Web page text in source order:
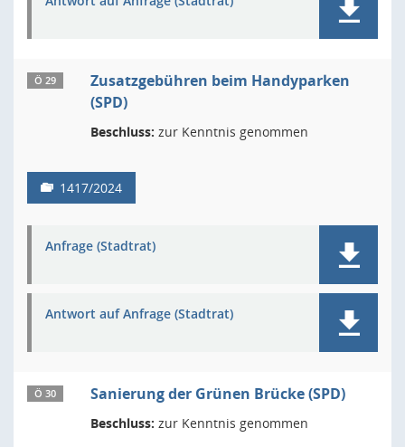
Ö 29
Zusatzgebühren beim Handyparken
(SPD)
Beschluss: zur Kenntnis genommen
1417/2024
Anfrage (Stadtrat)
Antwort auf Anfrage (Stadtrat)
Ö 30 Sanierung der Grünen Brücke (SPD)
Beschluss: zur Kenntnis genommen